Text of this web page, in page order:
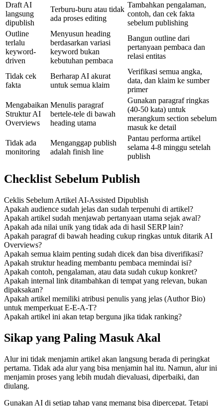
Draft AI
langsung
dipublish
Terburu-buru atau tidak
ada proses editing
Tambahkan pengalaman,
contoh, dan cek fakta
sebelum publishing
Outline
terlalu
keyword-
driven
Menyusun heading
berdasarkan variasi
keyword bukan
kebutuhan pembaca
Bangun outline dari
pertanyaan pembaca dan
relasi entitas
Tidak cek
fakta
Berharap AI akurat
untuk semua klaim
Verifikasi semua angka,
data, dan klaim ke sumber
primer
Mengabaikan
Struktur AI
Overviews
Menulis paragraf
bertele-tele di bawah
heading utama
Gunakan paragraf ringkas
(40-50 kata) untuk
merangkum section sebelum
masuk ke detail
Tidak ada
monitoring
Menganggap publish
adalah finish line
Pantau performa artikel
selama 4-8 minggu setelah
publish
Checklist Sebelum Publish
Ceklis Sebelum Artikel AI-Assisted Dipublish
Apakah audience sudah jelas dan sudah terpenuhi di artikel?
Apakah artikel sudah menjawab pertanyaan utama sejak awal?
Apakah ada nilai unik yang tidak ada di hasil SERP lain?
Apakah paragraf di bawah heading cukup ringkas untuk ditarik AI
Overviews?
Apakah semua klaim penting sudah dicek dan bisa diverifikasi?
Apakah struktur heading membantu pembaca memindai isi?
Apakah contoh, pengalaman, atau data sudah cukup konkret?
Apakah internal link ditambahkan di tempat yang relevan, bukan
dipaksakan?
Apakah artikel memiliki atribusi penulis yang jelas (Author Bio)
untuk memperkuat E-E-A-T?
Apakah artikel ini akan tetap berguna jika tidak ranking?
Sikap yang Paling Masuk Akal
Alur ini tidak menjamin artikel akan langsung berada di peringkat
pertama. Tidak ada alur yang bisa menjamin hal itu. Namun, alur ini
menjamin proses yang lebih mudah dievaluasi, diperbaiki, dan
diulang.
Gunakan AI di setiap tahap yang memang bisa dipercepat. Tetapi